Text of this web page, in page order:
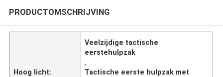
PRODUCTOMSCHRIJVING
Hoog licht:
Veelzijdige tactische
eerstehulpzak
,
Tactische eerste hulpzak met